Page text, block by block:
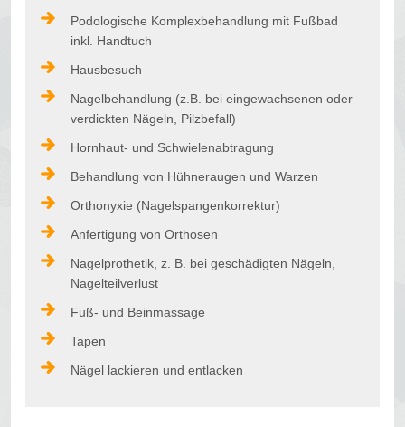
Podologische Komplexbehandlung mit Fußbad
inkl. Handtuch
Hausbesuch
Nagelbehandlung (z.B. bei eingewachsenen oder
verdickten Nägeln, Pilzbefall)
Hornhaut- und Schwielenabtragung
Behandlung von Hühneraugen und Warzen
Orthonyxie (Nagelspangenkorrektur)
Anfertigung von Orthosen
Nagelprothetik, z. B. bei geschädigten Nägeln,
Nagelteilverlust
Fuß- und Beinmassage
Tapen
Nägel lackieren und entlacken